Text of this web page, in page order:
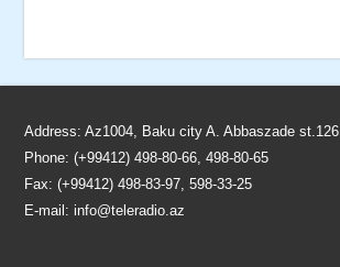
Address: Az1004, Baku city A. Abbaszade st.126
Phone: (+99412) 498-80-66, 498-80-65
Fax: (+99412) 498-83-97, 598-33-25
E-mail:info@teleradio.az